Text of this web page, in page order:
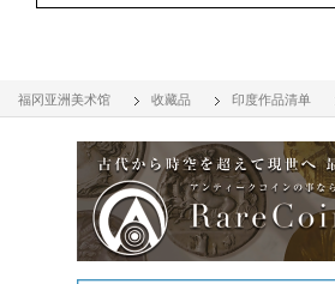
福冈亚洲美术馆 收藏品 印度作品清单